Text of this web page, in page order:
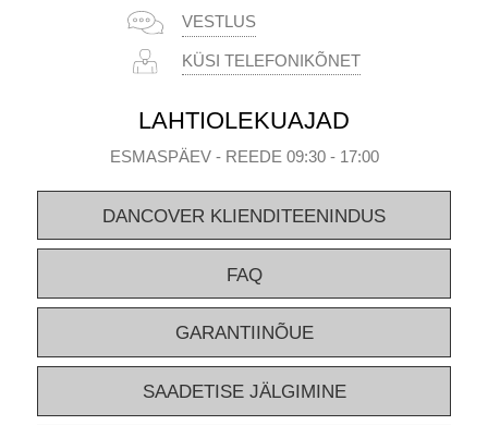
VESTLUS
KÜSI TELEFONIKÕNET
LAHTIOLEKUAJAD
ESMASPÄEV - REEDE 09:30 - 17:00
DANCOVER KLIENDITEENINDUS
FAQ
GARANTIINÕUE
SAADETISE JÄLGIMINE